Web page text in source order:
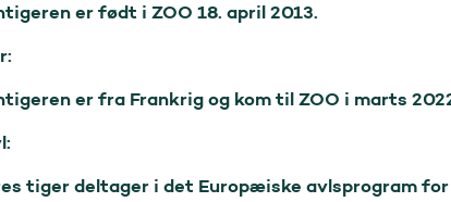
er født i ZOO 18. april 2013.
er fra Frankrig og kom til ZOO i marts
tiger deltager i det Europæiske avlsprogram